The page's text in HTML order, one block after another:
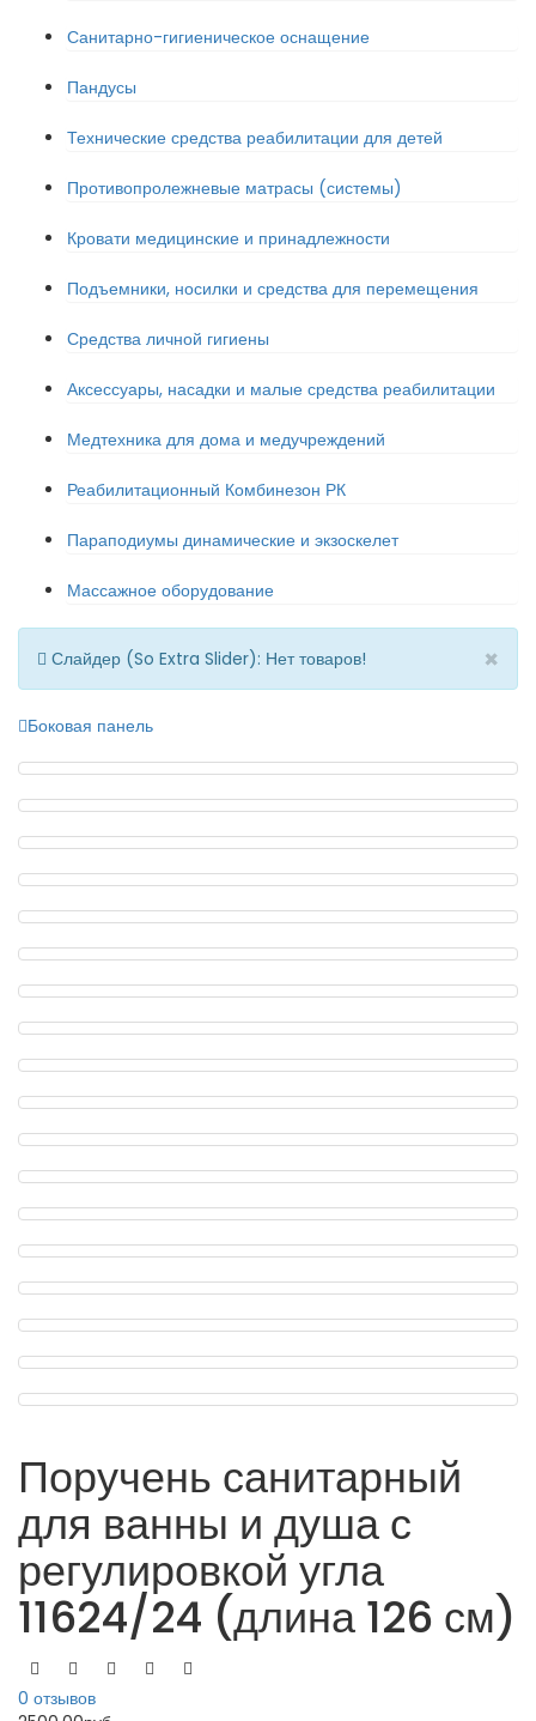
Санитарно-гигиеническое оснащение
Пандусы
Технические средства реабилитации для детей
Противопролежневые матрасы (системы)
Кровати медицинские и принадлежности
Подъемники, носилки и средства для перемещения
Средства личной гигиены
Аксессуары, насадки и малые средства реабилитации
Медтехника для дома и медучреждений
Реабилитационный Комбинезон РК
Параподиумы динамические и экзоскелет
Массажное оборудование
Слайдер (So Extra Slider): Нет товаров! ×
Боковая панель
Поручень санитарный
для ванны и душа с
регулировкой угла
11624/24 (длина 126 см)
0 отзывов